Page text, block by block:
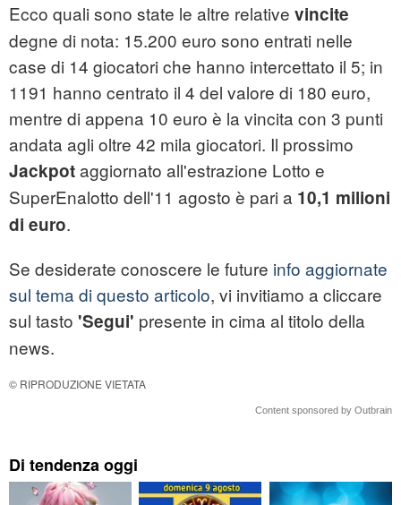
Ecco quali sono state le altre relative vincite
degne di nota: 15.200 euro sono entrati nelle
case di 14 giocatori che hanno intercettato il 5; in
1191 hanno centrato il 4 del valore di 180 euro,
mentre di appena 10 euro è la vincita con 3 punti
andata agli oltre 42 mila giocatori. Il prossimo
Jackpotaggiornato all'estrazione Lotto e
SuperEnalotto dell'11 agosto è pari a 10,1 milioni
di euro.
Se desiderate conoscere le future info aggiornate
sul tema di questo articolo, vi invitiamo a cliccare
sul tasto 'Segui' presente in cima al titolo della
news.
© RIPRODUZIONE VIETATA
Content sponsored by Outbrain
Di tendenza oggi